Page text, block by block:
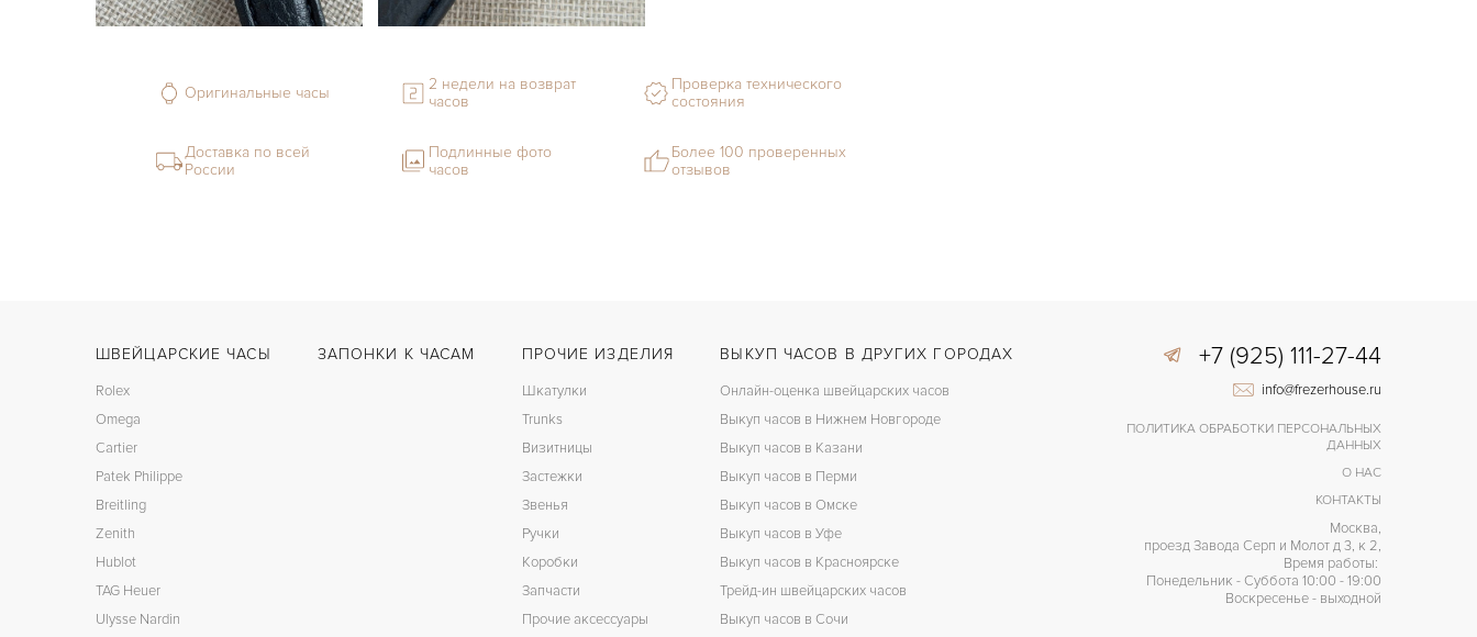
Оригинальные часы
2 недели на возврат
часов
Проверка технического
состояния
Доставка по всей
России
Подлинные фото
часов
Более 100 проверенных
отзывов
ШВЕЙЦАРСКИЕ ЧАСЫ
Rolex
Omega
Cartier
Patek Philippe
Breitling
Zenith
Hublot
TAG Heuer
Ulysse Nardin
ЗАПОНКИ К ЧАСАМ ПРОЧИЕ ИЗДЕЛИЯ
Шкатулки
Trunks
Визитницы
Застежки
Звенья
Ручки
Коробки
Запчасти
Прочие аксессуары
ВЫКУП ЧАСОВ В ДРУГИХ ГОРОДАХ
Онлайн-оценка швейцарских часов
Выкуп часов в Нижнем Новгороде
Выкуп часов в Казани
Выкуп часов в Перми
Выкуп часов в Омске
Выкуп часов в Уфе
Выкуп часов в Красноярске
Трейд-ин швейцарских часов
Выкуп часов в Сочи
+7 (925) 111-27-44
info@frezerhouse.ru
ПОЛИТИКА ОБРАБОТКИ ПЕРСОНАЛЬНЫХ
ДАННЫХ
О НАС
КОНТАКТЫ
Москва,
проезд Завода Серп и Молот д 3, к 2,
Время работы:
Понедельник - Суббота 10:00 - 19:00
Воскресенье - выходной